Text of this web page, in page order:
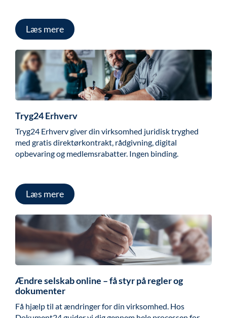
Læs mere
Tryg24 Erhverv
Tryg24 Erhverv giver din virksomhed juridisk tryghed
med gratis direktørkontrakt, rådgivning, digital
opbevaring og medlemsrabatter. Ingen binding.
Læs mere
Ændre selskab online – få styr på regler og
dokumenter
Få hjælp til at ændringer for din virksomhed. Hos